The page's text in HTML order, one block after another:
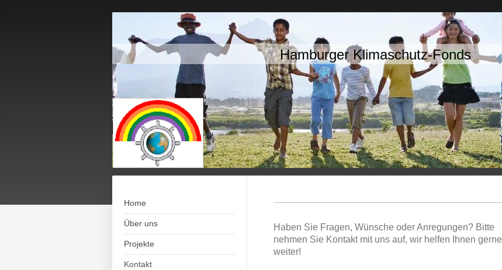
Hamburger Klimaschutz-Fonds
Home
Über uns
Projekte
Kontakt
Haben Sie Fragen, Wünsche oder Anregungen? Bitte
nehmen Sie Kontakt mit uns auf, wir helfen Ihnen gerne
weiter!